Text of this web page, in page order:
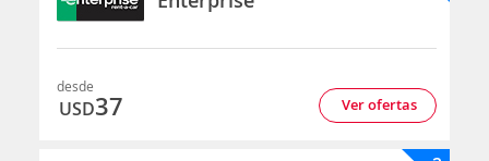
desde
USD37 Ver ofertas